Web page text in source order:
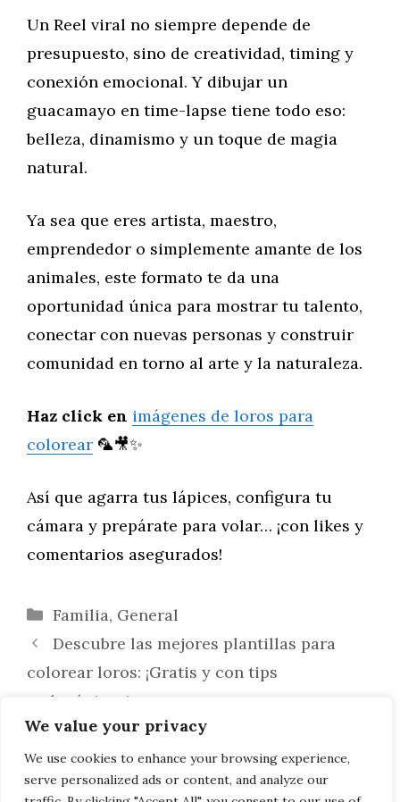
We value your privacy
We use cookies to enhance your browsing experience,
serve personalized ads or content, and analyze our
Un Reel viral no siempre depende de
presupuesto, sino de creatividad, timing y
conexión emocional. Y dibujar un
guacamayo en time-lapse tiene todo eso:
belleza, dinamismo y un toque de magia
natural.
Ya sea que eres artista, maestro,
emprendedor o simplemente amante de los
animales, este formato te da una
oportunidad única para mostrar tu talento,
conectar con nuevas personas y construir
comunidad en torno al arte y la naturaleza.
Haz click en imágenes de loros para
colorear 🦜🎥✨
Así que agarra tus lápices, configura tu
cámara y prepárate para volar… ¡con likes y
comentarios asegurados!
Categorías
Familia, General
Descubre las mejores plantillas para
colorear loros: ¡Gratis y con tips
pedagógicos!
La Alhambra también se busca en
Google: el papel del SEO en la difusión
cultural de Granada